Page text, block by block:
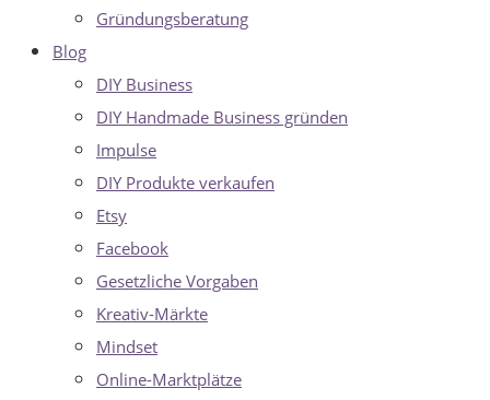
Gründungsberatung
Blog
DIY Business
DIY Handmade Business gründen
Impulse
DIY Produkte verkaufen
Etsy
Facebook
Gesetzliche Vorgaben
Kreativ-Märkte
Mindset
Online-Marktplätze